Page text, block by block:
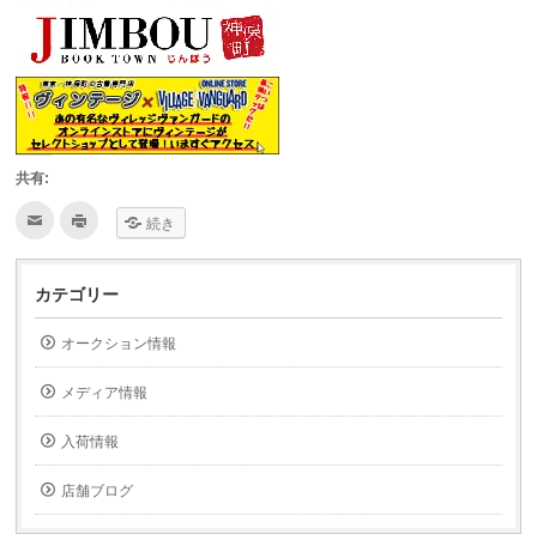
共有:
ク
て
友
達
へ
メ
ー
で
送
信
(新
し
い
ィ
ド
ウ
ク
て
印
刷
(新
し
い
ィ
ン
ド
ウ
で
開
ま
す)
続き
カテゴリー
オークション情報
メディア情報
入荷情報
店舗ブログ